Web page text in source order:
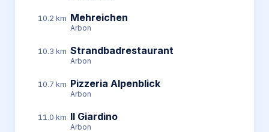
10.2 km Mehreichen
Arbon
10.3 km Strandbadrestaurant
Arbon
10.7 km Pizzeria Alpenblick
Arbon
11.0 km Il Giardino
Arbon